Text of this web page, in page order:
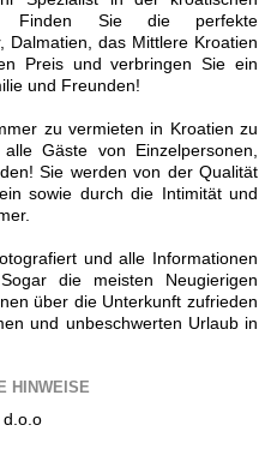
Finden Sie die perfekte
Dalmatien, das Mittlere Kroatien
Preis und verbringen Sie ein
und Freunden!
zu vermieten in Kroatien zu
Gäste von Einzelpersonen,
Sie werden von der Qualität
sowie durch die Intimität und
und alle Informationen
die meisten Neugierigen
über die Unterkunft zufrieden
und unbeschwerten Urlaub in
HINWEISE
d.o.o